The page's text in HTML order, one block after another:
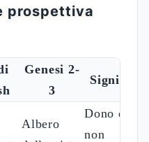
prospettiva
Genesi 2-
3
Albero
Dono
non